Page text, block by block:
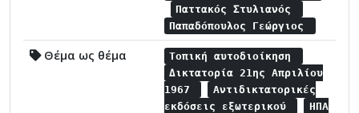
Παττακός Στυλιανός
Παπαδόπουλος Γεώργιος
Θέμα ως θέμα
Τοπική αυτοδιοίκηση
Δικτατορία 21ης Απριλίου
1967
Αντιδικτατορικές
εκδόσεις εξωτερικού
ΗΠΑ